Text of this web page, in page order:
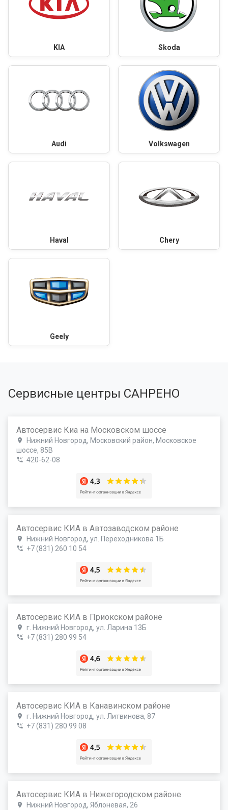
KIA Skoda
Audi Volkswagen
Haval Chery
Geely
Сервисные центры САНРЕНО
Автосервис Киа на Московском шоссе
Нижний Новгород, Московский район, Московское
шоссе, 85В
420-62-08
Автосервис КИА в Автозаводском районе
Нижний Новгород, ул. Переходникова 1Б
+7 (831) 260 10 54
Автосервис КИА в Приокском районе
г. Нижний Новгород, ул. Ларина 13Б
+7 (831) 280 99 54
Автосервис КИА в Канавинском районе
г. Нижний Новгород, ул. Литвинова, 87
+7 (831) 280 99 08
Автосервис КИА в Нижегородском районе
Нижний Новгород, Яблоневая, 26